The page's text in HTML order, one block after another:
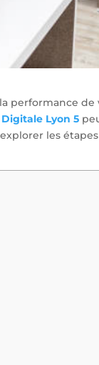
performance
Lyon 5
les